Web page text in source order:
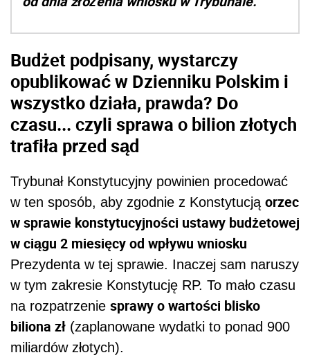
Budżet podpisany, wystarczy
opublikować w Dzienniku Polskim i
wszystko działa, prawda? Do
czasu... czyli sprawa o bilion złotych
trafiła przed sąd
Trybunał Konstytucyjny powinien procedować
w ten sposób, aby zgodnie z Konstytucją orzec
w sprawie konstytucyjności ustawy budżetowej
w ciągu 2 miesięcy od wpływu wniosku
Prezydenta w tej sprawie. Inaczej sam naruszy
w tym zakresie Konstytucję RP. To mało czasu
na rozpatrzenie sprawy o wartości blisko
biliona zł (zaplanowane wydatki to ponad 900
miliardów złotych).